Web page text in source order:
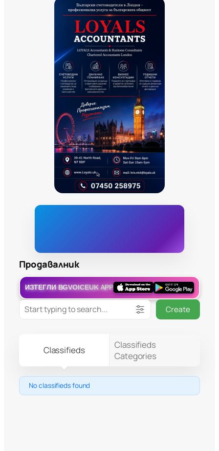
Продавалник
ИЗТЕГЛИ BGVOICEUK APP
Create
Classifieds
Classifieds
Categories
No classifieds found